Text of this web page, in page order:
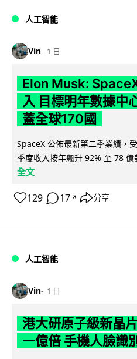
人工智能
Vin 1 日
Elon Musk:
入 目標明年數據中
蓋全球170國
SpaceX 公佈最新第二季業績，
季度收入按年飆升 92% 至 78
全文
129 17 ↗ 分享
人工智能
Vin 1 日
港大研原子級新晶
一億倍 手機人臉識